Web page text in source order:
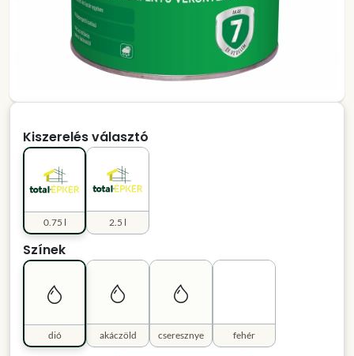
Kiszerelés választó
0.75 l 2.5 l
Színek
akáczöld cseresznye
dió fehér